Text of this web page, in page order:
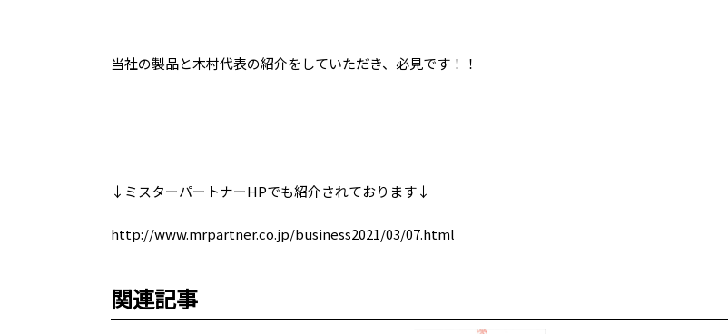
当社の製品と木村代表の紹介をしていただき、必見です！！
↓ミスターパートナーHPでも紹介されております↓
http://www.mrpartner.co.jp/business2021/03/07.html
関連記事